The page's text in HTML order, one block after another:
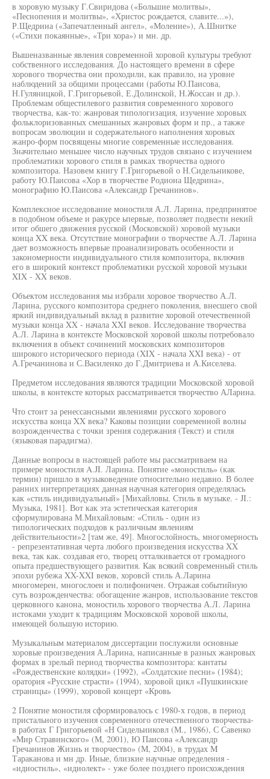
в хоровую музыку Г.Свиридова («Большие молитвы»,
«Песнопения и молитвы», «Христос рождается, славите...»),
Р.Щедрина («Запечатленный ангел», «Моление»), А.Шнитке
(«Стихи покаянные», «Три хора») и мн. др.
Вышеназванные явления современной хоровой культуры требуют
собственного исследования. До настоящего времени в сфере
хорового творчества они проходили, как правило, на уровне
наблюдений за общими процессами (работы Ю.Паисова,
Н.Гуляницкой, Г.Григорьевой, Е.Долинской, Н.Жоссан и др.).
Проблемам общестилевого развития современного хорового
творчества, как-то: жанровая типологизация, изучение хоровых
фольклоризованных смешанных жанровых форм и пр., а также
вопросам эволюции и содержательного наполнения хоровых
жанро-форм посвящены многие современные исследования.
Значительно меньшее число научных трудов связано с изучением
проблематики хорового стиля в рамках творчества одного
композитора. Назовем книгу Г.Григорьевой о Н.Сидельникове,
работу Ю.Паисова «Хор в творчестве Родиона Щедрина»,
монографию Ю.Паисова «Александр Гречанинов».
Комплексное исследование моностиля А.Л. Ларина, предпринятое
в подобном объеме и ракурсе ьпервые, позволяет подвести некий
итог обшего движения русской (Московской) хоровой музыки
конца XX века. Отсутствие монографии о творчестве А.Л. Ларина
дает возможность впервые проанализировать особенности и
закономерности индивидуального стиля композитора, включив
его в широкий контекст проблематики русской хоровой музыки
XIX - XX веков.
Объектом исследования мы избрали хоровое творчество А.Л.
Ларина, русского композитора среднего поколения, внесшего свой
яркий индивидуальный вклад в развитие хоровой отечественной
музыки конца XX - начала XXI веков. Исследование творчества
А.Л. Ларина в контексте Московской хоровой школы потребовало
включения в объект сочинений московских композиторов
широкого исторического периода (XIX - начала XXI века) - от
А.Гречанинова и С.Василенко до Г.Дмитриева и А.Киселева.
Предметом исследования являются традиции Московской хоровой
школы, в контексте которых рассматривается творчество АЛарина.
Что стоит за ренессансными явлениями русского хорового
искусства конца XX века? Каковы позиции современной волны
возрожденчества с точки зрения содержания (Текст) и стиля
(языковая парадигма).
Данные вопросы в настоящей работе мы рассматриваем на
примере моностиля A.JI. Ларина. Понятие «моностиль» (как
термин) пришло в музыковедение относительно недавно. В более
ранних интерпретациях данная научная категория определялась
как «стиль индивидуальный» [Михайловы. Стиль в музыке. - JI.:
Музыка, 1981]. Вот как эта эстетическая категория
сформулирована М.Михайловым: «Стиль - один из
типологических подходов к различным явлениям
действительности»2 [там же, 49]. Многослойность, многомерность
- репрезентативная черта любого произведения искусства XX
века, так как. создавая его, творец отталкивается от громадного
опыта предшествующего развития. Как всякий современный стиль
эпохи рубежа XX-XXI веков, хоровсй стиль А.Ларина
многомерен, многослоен и полифоничен. Отражая событийную
суть возрожденчества: обогащение жанров, использование текстов
церковного канона, моностиль хорового творчества А.Л. Ларина
истоками уходит к традициям Московской хоровой школы,
имеющей большую историю.
Музыкальным материалом диссертации послужили основные
хоровые произведения А.Ларина, написанные в разных жанровых
формах в зрелый период творчества композитора: кантаты
«Рождественские колядки» (1992), «Солдатские песни» (1984);
оратория «Русские страсти» (1994), хоровой цикл «Пушкинские
страницы» (1999), хоровой концерт «Кровь
2 Понятие моностиля сформировалось с 1980-х годов, в период
пристального изучения современного отечественного творчества-
в работах Г Григорьевой «Н Сидельииковл (М., 1986), С Савенко
«Мир Стравинского» (М, 2001), Ю Паисова «Александр
Гречанинов Жизнь н творчество» (М, 2004), в трудах M
Тараканова и мн др. Иные, близкие научные определения -
«идиостнль», «идиолект» - уже более позднего происхождения